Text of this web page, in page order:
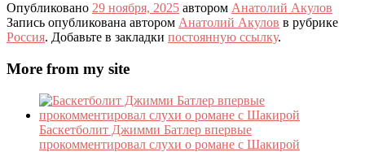
Опубликовано 29 ноября, 2025 автором Анатолий Акулов
Запись опубликована автором Анатолий Акулов в рубрике
Россия. Добавьте в закладки постоянную ссылку.
More from my site
Баскетболит Джимми Батлер впервые
прокомментировал слухи о романе с Шакирой